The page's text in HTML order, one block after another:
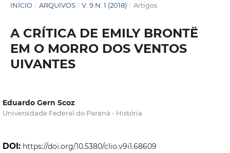
INÍCIO / ARQUIVOS / V. 9 N. 1 (2018) / Artigos
A CRÍTICA DE EMILY BRONTË
EM O MORRO DOS VENTOS
UIVANTES
Eduardo Gern Scoz
Universidade Federal do Paraná - História
DOI: https://doi.org/10.5380/clio.v9i1.68609